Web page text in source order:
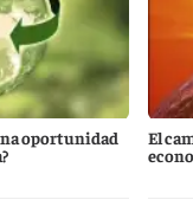
oportunidad
El